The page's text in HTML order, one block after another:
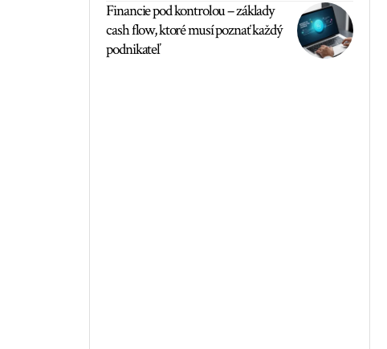
Financie pod kontrolou – základy
cash flow, ktoré musí poznať každý
podnikateľ